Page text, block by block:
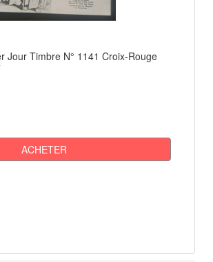
Jour Timbre N° 1141 Croix-Rouge
ACHETER